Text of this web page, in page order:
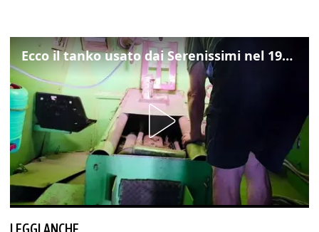
Ecco il tanko usato dai Serenissimi nel 1997 per il blitz a San Marco